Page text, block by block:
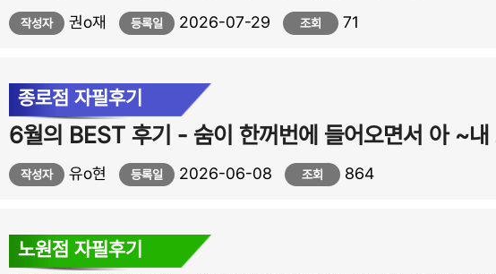
작성자 권o재 등록일 2026-07-29 조회 71
종로점 자필후기
작성자 유o현 등록일 2026-06-08 조회 864
노원점 자필후기